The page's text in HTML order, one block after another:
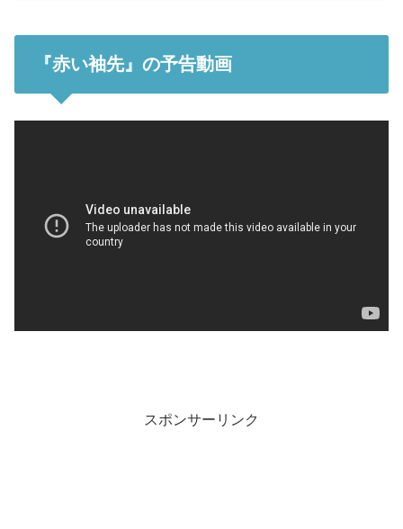
『赤い袖先』の予告動画
スポンサーリンク